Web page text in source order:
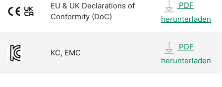
EU & UK Declarations of
Conformity (DoC)
PDF
herunterladen
KC, EMC
PDF
herunterladen